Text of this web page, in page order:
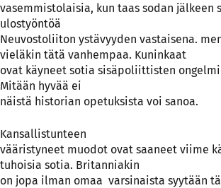
vasemmistolaisia, kun taas sodan jälkeen
ulostyöntöä
Neuvostoliiton ystävyyden vastaisena.
vieläkin tätä vanhempaa. Kuninkaat
ovat käyneet sotia sisäpoliittisten
Mitään hyvää ei
näistä historian opetuksista voi sanoa.
Kansallistunteen
vääristyneet muodot ovat saaneet viime
tuhoisia sotia. Britanniakin
on jopa ilman omaa varsinaista syytään